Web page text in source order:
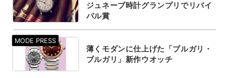
ジュネーブ時計グランプリでリバイ
バル賞
薄くモダンに仕上げた「ブルガリ・
ブルガリ」新作ウオッチ